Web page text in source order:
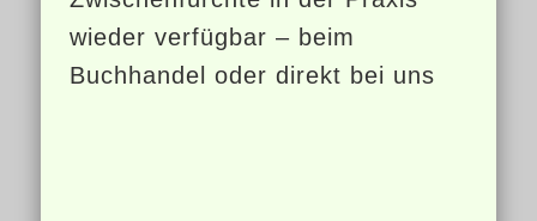
wieder verfügbar – beim
Buchhandel oder direkt bei uns